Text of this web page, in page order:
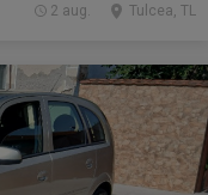
Tulcea, TL
2 aug.